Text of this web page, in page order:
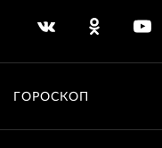
ГОРОСКОП